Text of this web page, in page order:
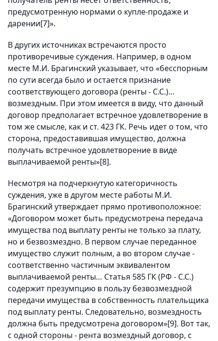
предусмотренную нормами о купле-продаже и
дарении[7]».
В других источниках встречаются просто
противоречивые суждения. Например, в одном
месте М.И. Брагинский указывает, что «бесспорным
по сути всегда было и остается признание
соответствующего договора (ренты - С.С.)…
возмездным. При этом имеется в виду, что данный
договор предполагает встречное удовлетворение в
том же смысле, как и ст. 423 ГК. Речь идет о том, что
сторона, предоставившая имущество, должна
получать встречное удовлетворение в виде
выплачиваемой ренты»[8].
Несмотря на подчеркнутую категоричность
суждения, уже в другом месте работы М.И.
Брагинский утверждает прямо противоположное:
«Договором может быть предусмотрена передача
имущества под выплату ренты не только за плату,
но и безвозмездно. В первом случае переданное
имущество служит полным, а во втором случае -
соответственно частичным эквивалентом
выплачиваемой ренты… Статья 585 ГК (РФ - С.С.)
содержит презумпцию в пользу безвозмездной
передачи имущества в собственность плательщика
под выплату ренты. Следовательно, возмездность
должна быть предусмотрена договором»[9]. Вот так,
с одной стороны - рента возмездный договор, с